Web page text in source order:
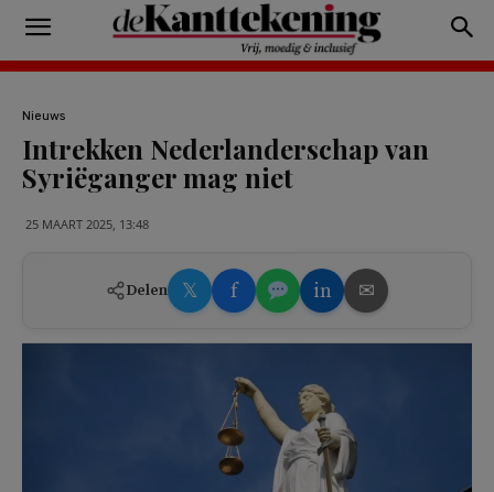
Nieuws
Intrekken Nederlanderschap van
Syriëganger mag niet
25 MAART 2025, 13:48
Delen 𝕏 f in ✉